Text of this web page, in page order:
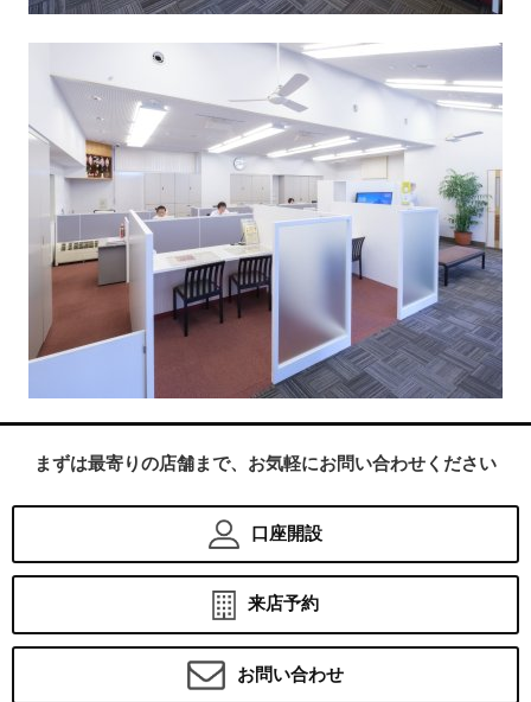
まずは最寄りの店舗まで、お気軽にお問い合わせください
口座開設
来店予約
お問い合わせ